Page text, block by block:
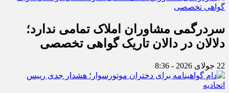
سردرگمی مشاوران املاک تمامی ندارد؛
دلالان در دالان تاریک گواهی تخصصی
22 جولای 2026 - 8:36